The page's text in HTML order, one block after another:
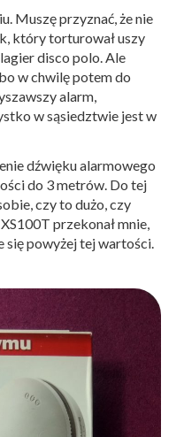
Muszę przyznać, że nie
który torturował uszy
disco polo. Ale
w chwilę potem do
alarm,
w sąsiedztwie jest w
dźwięku alarmowego
do 3 metrów. Do tej
czy to dużo, czy
przekonał mnie,
się powyżej tej wartości.